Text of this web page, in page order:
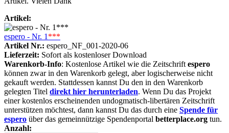
Artikel:
espero - Nr. 1 ***
Artikel Nr.: espero_NF_001-2020-06
Lieferzeit: Sofort als kostenloser Download
Warenkorb-Info: Kostenlose Artikel wie die Zeitschrift espero
können zwar in den Warenkorb gelegt, aber logischerweise nicht
gekauft werden. Stattdessen kannst Du den in den Warenkorb
gelegten Titel direkt hier herunterladen. Wenn Du das Projekt
einer kostenlos erscheinenden undogmatisch-libertären Zeitschrift
unterstützen möchtest, dann kannst Du das durch eine Spende für
espero über das gemeinnützige Spendenportal betterplace.org tun.
Anzahl: